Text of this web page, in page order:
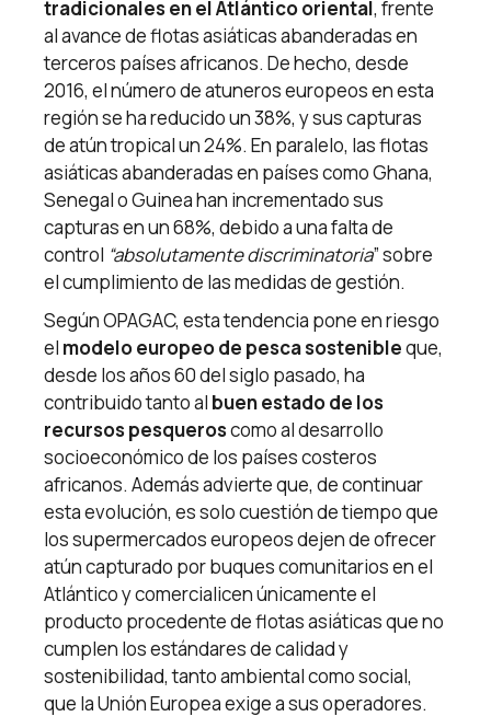
tradicionales en el Atlántico oriental, frente
al avance de flotas asiáticas abanderadas en
terceros países africanos. De hecho, desde
2016, el número de atuneros europeos en esta
región se ha reducido un 38%, y sus capturas
de atún tropical un 24%. En paralelo, las flotas
asiáticas abanderadas en países como Ghana,
Senegal o Guinea han incrementado sus
capturas en un 68%, debido a una falta de
control “absolutamente discriminatoria” sobre
el cumplimiento de las medidas de gestión.
Según OPAGAC, esta tendencia pone en riesgo
el modelo europeo de pesca sostenibleque,
desde los años 60 del siglo pasado, ha
contribuido tanto al buen estado de los
recursos pesqueroscomo al desarrollo
socioeconómico de los países costeros
africanos. Además advierte que, de continuar
esta evolución, es solo cuestión de tiempo que
los supermercados europeos dejen de ofrecer
atún capturado por buques comunitarios en el
Atlántico y comercialicen únicamente el
producto procedente de flotas asiáticas que no
cumplen los estándares de calidad y
sostenibilidad, tanto ambiental como social,
que la Unión Europea exige a sus operadores.